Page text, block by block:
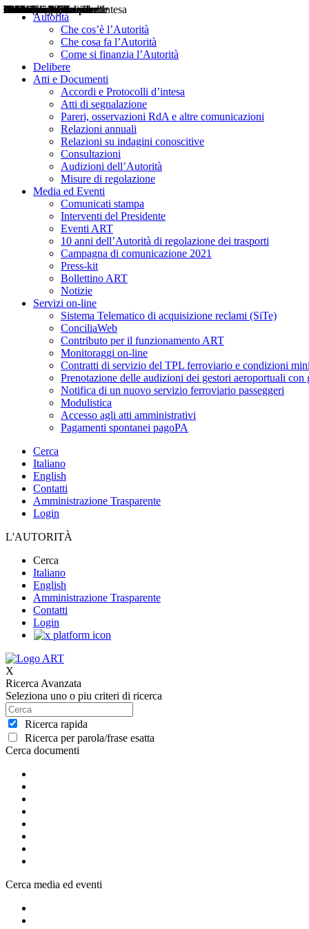
Autorità
Che cos’è l’Autorità
Che cosa fa l’Autorità
Come si finanzia l’Autorità
Delibere
Atti e Documenti
Accordi e Protocolli d’intesa
Atti di segnalazione
Pareri, osservazioni RdA e altre comunicazioni
Relazioni annuali
Relazioni su indagini conoscitive
Consultazioni
Audizioni dell’Autorità
Misure di regolazione
Media ed Eventi
Comunicati stampa
Interventi del Presidente
Eventi ART
10 anni dell’Autorità di regolazione dei trasporti
Campagna di comunicazione 2021
Press-kit
Bollettino ART
Notizie
Servizi on-line
Sistema Telematico di acquisizione reclami (SiTe)
ConciliaWeb
Contributo per il funzionamento ART
Monitoraggi on-line
Contratti di servizio del TPL ferroviario e condizioni
Prenotazione delle audizioni dei gestori aeroportuali con
Notifica di un nuovo servizio ferroviario passeggeri
Modulistica
Accesso agli atti amministrativi
Pagamenti spontanei pagoPA
Cerca
Italiano
English
Contatti
Amministrazione Trasparente
Login
L'AUTORITÀ
Cerca
Italiano
English
Amministrazione Trasparente
Contatti
Login
X
Ricerca Avanzata
Seleziona uno o piu criteri di ricerca
Ricerca rapida
Ricerca per parola/frase esatta
Cerca documenti
Delibere
Pareri
Consultazioni
Audizioni
Atti di Segnalazione
Accordi e Protocolli d'Intesa
Relazioni annuali
Misure di regolazione
Cerca media ed eventi
Notizie
Comunicati Stampa
Bollettini ART
Convegni ART
Interviste del Presidente
Articoli in primo piano
Interventi del Presidente
2004
2005
2010
2013
2014
2015
2016
2017
2018
2019
202
2020
2021
2022
2023
2024
2025
2026
Aereo
Marittimo
Terrestre